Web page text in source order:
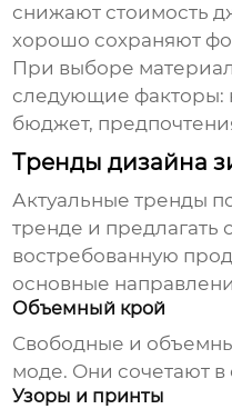
снижают стоимость
хорошо сохраняют
При выборе
следующие факторы:
бюджет,
Тренды дизайна
Актуальные тренды
тренде и предлагать
востребованную
основные
Объемный крой
Свободные и
моде. Они сочетают в
Узоры и принты